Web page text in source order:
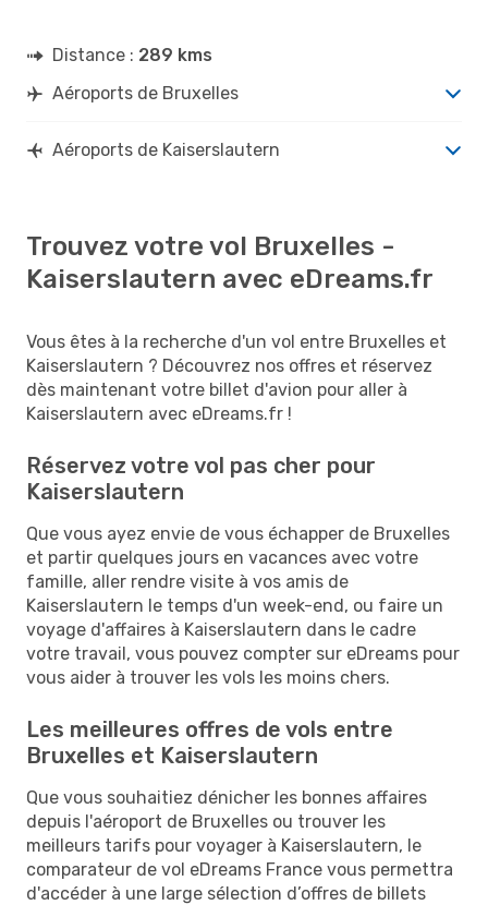
Distance : 289 kms
Aéroports de Bruxelles
Aéroports de Kaiserslautern
Trouvez votre vol Bruxelles -
Kaiserslautern avec eDreams.fr
Vous êtes à la recherche d'un vol entre Bruxelles et
Kaiserslautern ? Découvrez nos offres et réservez
dès maintenant votre billet d'avion pour aller à
Kaiserslautern avec eDreams.fr !
Réservez votre vol pas cher pour
Kaiserslautern
Que vous ayez envie de vous échapper de Bruxelles
et partir quelques jours en vacances avec votre
famille, aller rendre visite à vos amis de
Kaiserslautern le temps d'un week-end, ou faire un
voyage d'affaires à Kaiserslautern dans le cadre
votre travail, vous pouvez compter sur eDreams pour
vous aider à trouver les vols les moins chers.
Les meilleures offres de vols entre
Bruxelles et Kaiserslautern
Que vous souhaitiez dénicher les bonnes affaires
depuis l'aéroport de Bruxelles ou trouver les
meilleurs tarifs pour voyager à Kaiserslautern, le
comparateur de vol eDreams France vous permettra
d'accéder à une large sélection d’offres de billets